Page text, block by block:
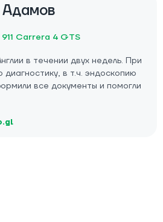
Carrera 4 GTS
в течении двух недель. При
в т.ч. эндоскопию
все документы и помогли